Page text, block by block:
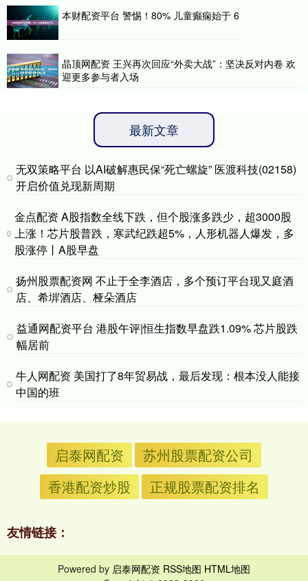
本财配资平台 警惕！80% 儿童癫痫始于 6
晶顶网配资 王兴再次回应“外卖大战”：坚决反对内卷 欢
迎更多参与者入场
最新文章
无双策略平台 以AI破解惠民保“死亡螺旋” 医渡科技(02158)
开启价值兑现新周期
金点配资 A股指数全线下跌，但个股涨多跌少，超3000股
上涨！芯片股普跌，寒武纪跌超5%，人形机器人爆发，多
股涨停丨A股早盘
扬州股票配资网 不止于全李酒店，多个预订平台现又庭酒
店、希堓酒店、桠朵酒店
益通网配资平台 港股午评|恒生指数早盘跌1.09% 芯片股跌
幅居前
牛人网配资 美国打了8年贸易战，最后发现：根本没人能接
中国的班
启泰网配资
苏州股票配资公司
香港配资炒股
正规股票配资排名
友情链接：
Powered by 启泰网配资 RSS地图 HTML地图